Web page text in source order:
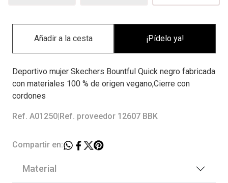
¡Pídelo ya!
Deportivo mujer Skechers Bountful Quick negro fabricada
con materiales 100 % de origen vegano,Cierre con
cordones
Ref. A01250 Ref. proveedor 12607 BBK
Compartir en:
Material